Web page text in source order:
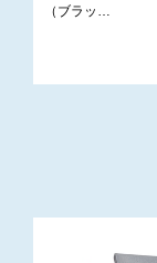
（ブラッ…